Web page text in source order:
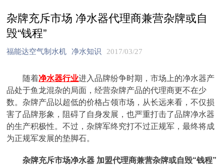
杂牌充斥市场 净水器代理商兼营杂牌或自
毁“钱程”
福能达空气制水机 净水知识 2017/03/27
随着净水器行业进入品牌纷争时期，市场上的净水器产
品处于鱼龙混杂的局面，经营杂牌产品的代理商更不在少
数。杂牌产品以超低的价格占领市场，从长远来看，不仅损
害了品牌形象，阻碍了自身发展，也严重打击了品牌净水器
的生产积极性。不过，杂牌军终究打不过正规军，最终将成
为正规军发展的垫脚石。
杂牌充斥市场净水器 加盟代理商兼营杂牌或自毁“钱程”